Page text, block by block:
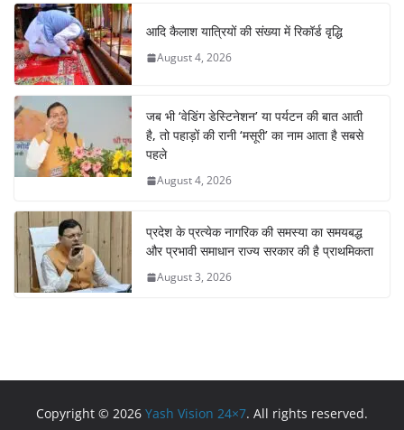
आदि कैलाश यात्रियों की संख्या में रिकॉर्ड वृद्धि
August 4, 2026
जब भी ‘वेडिंग डेस्टिनेशन’ या पर्यटन की बात आती
है, तो पहाड़ों की रानी ‘मसूरी’ का नाम आता है सबसे
पहले
August 4, 2026
प्रदेश के प्रत्येक नागरिक की समस्या का समयबद्ध
और प्रभावी समाधान राज्य सरकार की है प्राथमिकता
August 3, 2026
Copyright © 2026 Yash Vision 24×7. All rights reserved.